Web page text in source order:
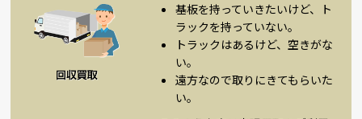
基板を持っていきたいけど、ト
ラックを持っていない。
トラックはあるけど、空きがな
い。
遠方なので取りにきてもらいた
い。